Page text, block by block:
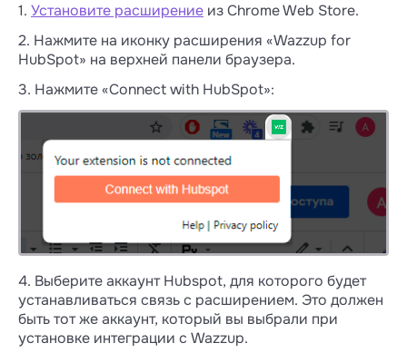
1. Установите расширение из Chrome Web Store.
2. Нажмите на иконку расширения «Wazzup for
HubSpot» на верхней панели браузера.
3. Нажмите «Connect with HubSpot»:
4. Выберите аккаунт Hubspot, для которого будет
устанавливаться связь с расширением. Это должен
быть тот же аккаунт, который вы выбрали при
установке интеграции с Wazzup.